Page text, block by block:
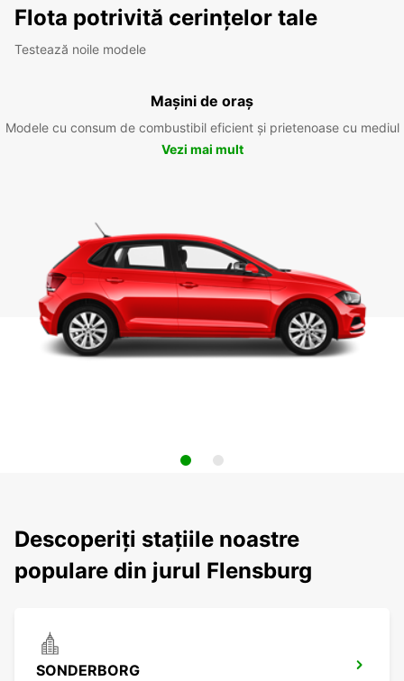
Flota potrivită cerințelor tale
Testează noile modele
Mașini de oraș
Modele cu consum de combustibil eficient și prietenoase cu mediul
Vezi mai mult
Descoperiți stațiile noastre
populare din jurul Flensburg
SONDERBORG